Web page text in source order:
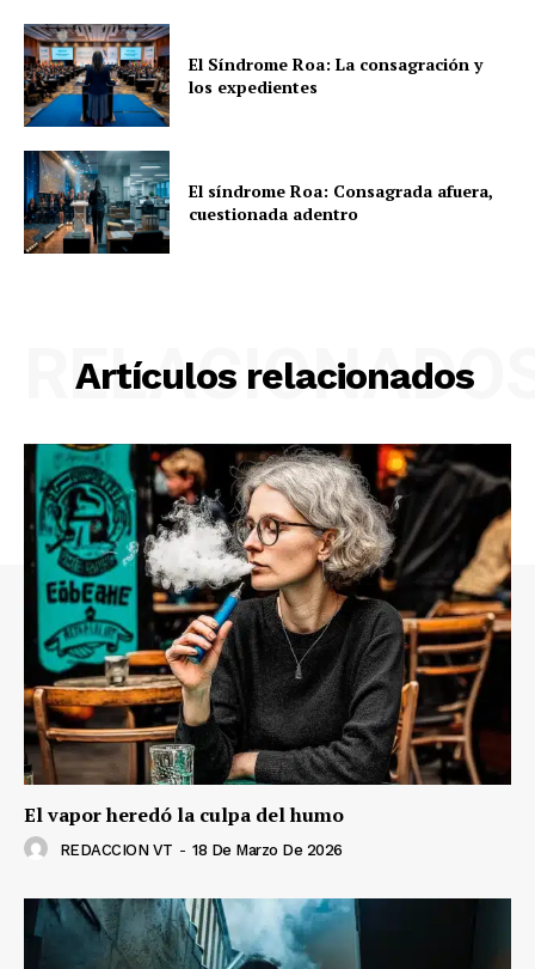
El Síndrome Roa: La consagración y
los expedientes
El síndrome Roa: Consagrada afuera,
cuestionada adentro
Artículos relacionados
El vapor heredó la culpa del humo
REDACCION VT - 18 De Marzo De 2026